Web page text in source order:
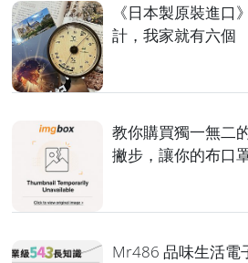
《日本製原裝進口
計，我家就有六個
教你購買獨一無二
撇步，讓你的布口
Mr486 品味生活電